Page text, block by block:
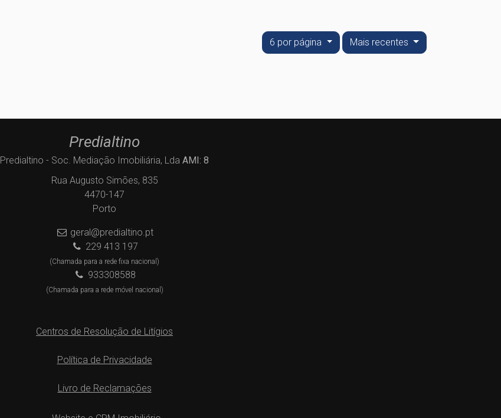
6 por página Mais recentes
Predialtino
Predialtino - Soc. Mediação Imobiliária, Lda AMI: 8
Rua Augusto Simões, 835
4470-147
Porto
geral@predialtino.pt
229 413 197
(Chamada para a rede fixa nacional)
933308588
(Chamada para a rede móvel nacional)
Centros de Resolução de Litígios
Política de Privacidade
Livro de Reclamações